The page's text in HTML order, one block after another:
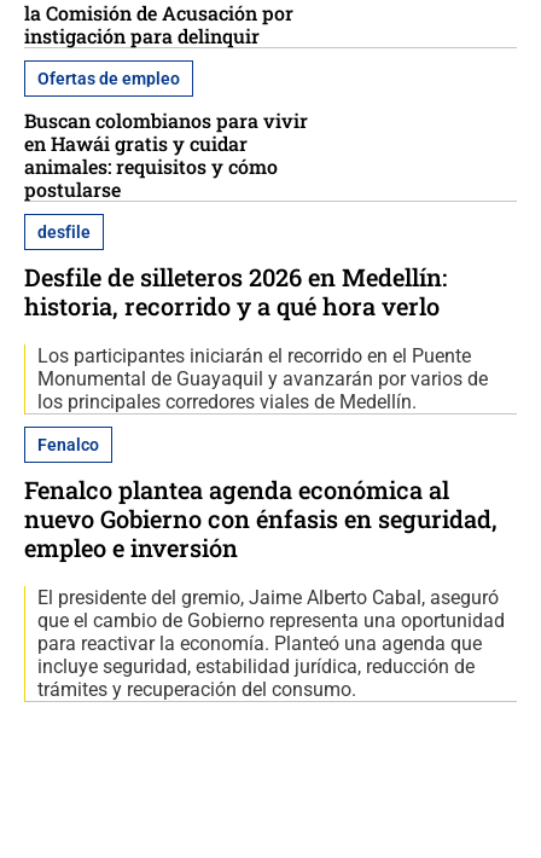
la Comisión de Acusación por
instigación para delinquir
Ofertas de empleo
Buscan colombianos para vivir
en Hawái gratis y cuidar
animales: requisitos y cómo
postularse
desfile
Desfile de silleteros 2026 en Medellín:
historia, recorrido y a qué hora verlo
Los participantes iniciarán el recorrido en el Puente
Monumental de Guayaquil y avanzarán por varios de
los principales corredores viales de Medellín.
Fenalco
Fenalco plantea agenda económica al
nuevo Gobierno con énfasis en seguridad,
empleo e inversión
El presidente del gremio, Jaime Alberto Cabal, aseguró
que el cambio de Gobierno representa una oportunidad
para reactivar la economía. Planteó una agenda que
incluye seguridad, estabilidad jurídica, reducción de
trámites y recuperación del consumo.